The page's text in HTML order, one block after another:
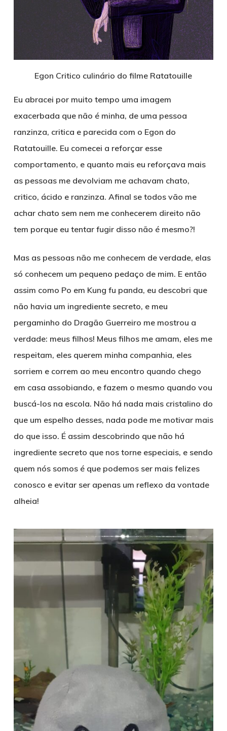
Egon Critico culinário do filme Ratatouille
Eu abracei por muito tempo uma imagem
exacerbada que não é minha, de uma pessoa
ranzinza, critica e parecida com o Egon do
Ratatouille. Eu comecei a reforçar esse
comportamento, e quanto mais eu reforçava mais
as pessoas me devolviam me achavam chato,
critico, ácido e ranzinza. Afinal se todos vão me
achar chato sem nem me conhecerem direito não
tem porque eu tentar fugir disso não é mesmo?!
Mas as pessoas não me conhecem de verdade, elas
só conhecem um pequeno pedaço de mim. E então
assim como Po em Kung fu panda, eu descobri que
não havia um ingrediente secreto, e meu
pergaminho do Dragão Guerreiro me mostrou a
verdade: meus filhos! Meus filhos me amam, eles me
respeitam, eles querem minha companhia, eles
sorriem e correm ao meu encontro quando chego
em casa assobiando, e fazem o mesmo quando vou
buscá-los na escola. Não há nada mais cristalino do
que um espelho desses, nada pode me motivar mais
do que isso. É assim descobrindo que não há
ingrediente secreto que nos torne especiais, e sendo
quem nós somos é que podemos ser mais felizes
conosco e evitar ser apenas um reflexo da vontade
alheia!